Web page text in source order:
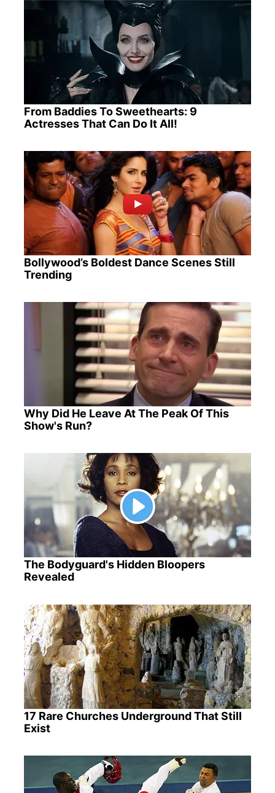
From Baddies To Sweethearts: 9
Actresses That Can Do It All!
Bollywood’s Boldest Dance Scenes Still
Trending
Why Did He Leave At The Peak Of This
Show's Run?
The Bodyguard's Hidden Bloopers
Revealed
17 Rare Churches Underground That Still
Exist